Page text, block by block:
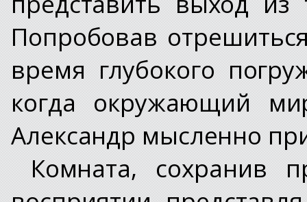
Попробовав
время глубокого
когда окружающий
Александр мысленно
Комната, сохранив